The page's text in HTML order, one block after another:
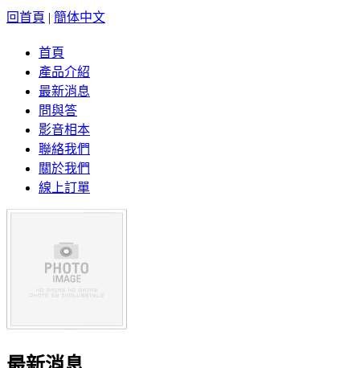
回首頁 | 簡体中文
首頁
產品介紹
最新消息
問與答
影音相本
聯絡我們
關於我們
線上訂單